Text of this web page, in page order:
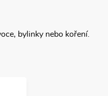
bylinky nebo koření.